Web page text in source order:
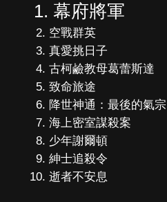
幕府將軍
空戰群英
真愛挑日子
古柯鹼教母葛蕾斯達
致命旅途
降世神通：最後的氣宗
海上密室謀殺案
少年謝爾頓
紳士追殺令
逝者不安息